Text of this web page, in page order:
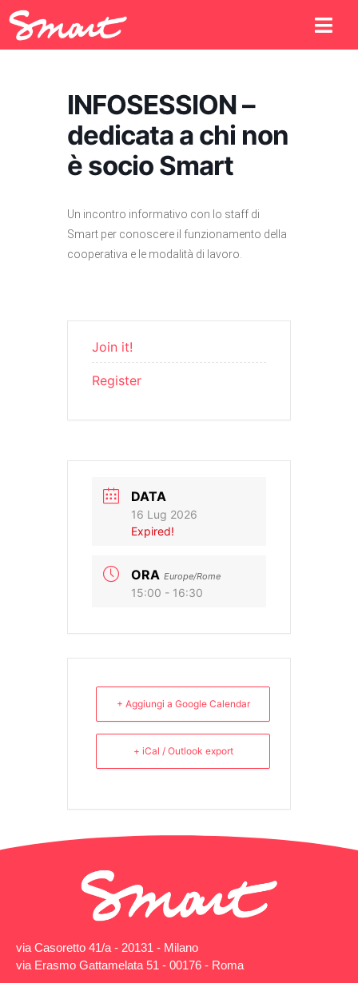
INFOSESSION –
dedicata a chi non
è socio Smart
Un incontro informativo con lo staff di
Smart per conoscere il funzionamento della
cooperativa e le modalità di lavoro.
Join it!
Register
DATA
16 Lug 2026
Expired!
ORA Europe/Rome
15:00 - 16:30
+ Aggiungi a Google Calendar
+ iCal / Outlook export
via Casoretto 41/a - 20131 - Milano
via Erasmo Gattamelata 51 - 00176 - Roma